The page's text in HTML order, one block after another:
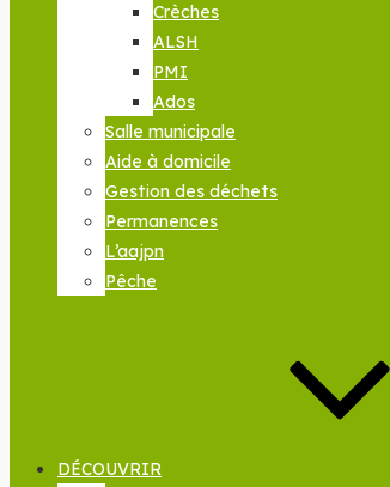
Crèches
ALSH
PMI
Ados
Salle municipale
Aide à domicile
Gestion des déchets
Permanences
L’aajpn
Pêche
DÉCOUVRIR